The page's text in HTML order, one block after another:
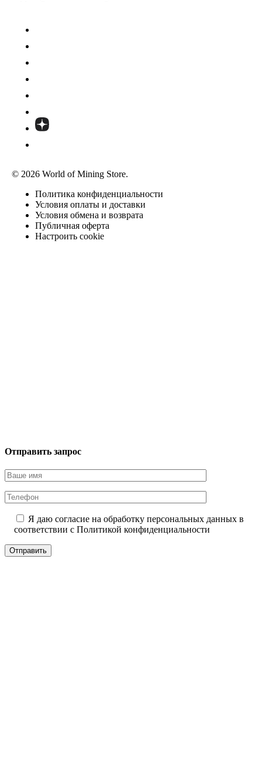
© 2026 World of Mining Store.
Политика конфиденциальности
Условия оплаты и доставки
Условия обмена и возврата
Публичная оферта
Настроить cookie
Отправить запрос
Я даю согласие на обработку персональных данных в
соответствии с Политикой конфиденциальности